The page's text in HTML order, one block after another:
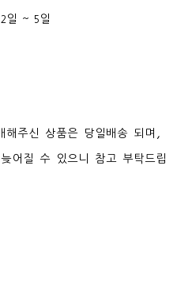
일 ~ 5일
주신 상품은 당일배송 되며,
어질 수 있으니 참고 부탁드립